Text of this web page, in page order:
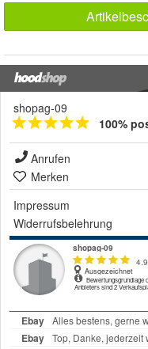
shopag-09
100%
Anrufen
Merken
Impressum
Widerrufsbelehrung